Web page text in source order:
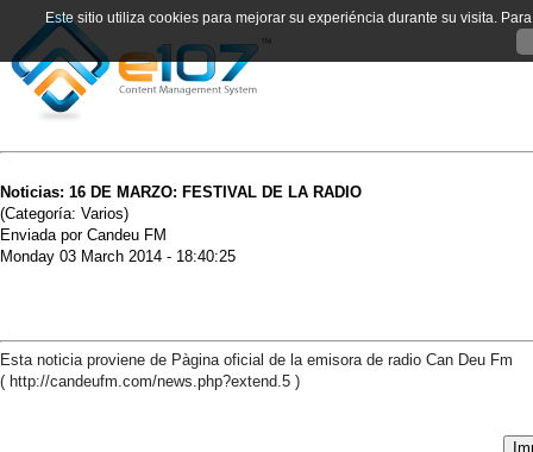
Noticias: 16 DE MARZO: FESTIVAL DE LA RADIO
(Categoría: Varios)
Enviada por Candeu FM
Monday 03 March 2014 - 18:40:25
Esta noticia proviene de Pàgina oficial de la emisora de radio Can Deu Fm
( http://candeufm.com/news.php?extend.5 )
Este sitio utiliza cookies para mejorar su experiéncia durante su visita.